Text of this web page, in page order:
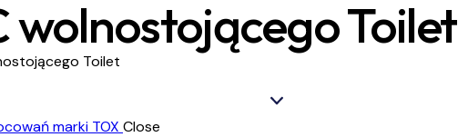
wolnostojącego Toilet
Toilet
Close